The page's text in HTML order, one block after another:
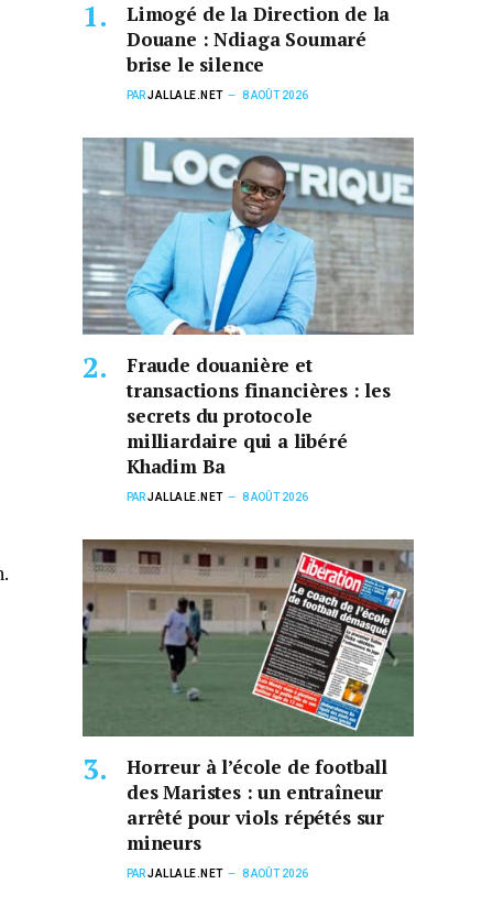
Limogé de la Direction de la
Douane : Ndiaga Soumaré
brise le silence
PARJALLALE.NET 8 AOÛT 2026
Fraude douanière et
transactions financières : les
secrets du protocole
milliardaire qui a libéré
Khadim Ba
PARJALLALE.NET 8 AOÛT 2026
Horreur à l’école de football
des Maristes : un entraîneur
arrêté pour viols répétés sur
mineurs
PARJALLALE.NET 8 AOÛT 2026